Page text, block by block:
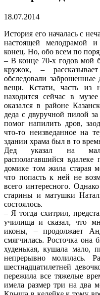
18.07.2014
История его началась с
настоящей мелодрамой
конец. Но, обо всем по
– В конце 70-х годов мой
кружок, –
обследовали
вещи. Кстати, часть из
находится сейчас в
оказался в районе
деда с двуручной пилой
помог напилить дров,
что-то неизведанное на
здании храма был в то
Дед указал на
располагавшийся
домике том жила старая
что попасть к ней не
всего интересного.
старины и матушки
состоялось.
– Я тогда схитрил,
училища и сказал, что
иконы, – продолжает
смягчилась. Росточка она
худенькая, кушала мало,
непрерывно молилась.
шестнадцатилетней
пережила все тяжелые
имела размер три на два